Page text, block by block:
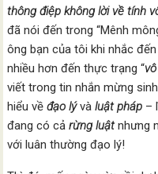
thông điệp không lời về tính
đã nói đến trong “Mênh
ông bạn của tôi khi nhắc đến
nhiều hơn đến thực trạng “
viết trong tin nhắn mừng
hiểu vềđạo lývàluật pháp –
đang có cảrừng luậtnhưng
với luân thường đạo lý!